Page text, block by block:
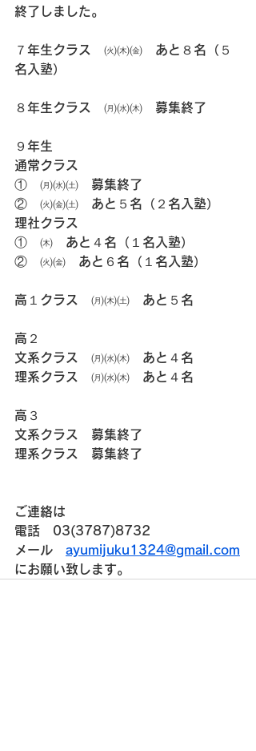
終了しました。
７年生クラス　㈫㈭㈮　あと８名（５
名入塾）
８年生クラス　㈪㈬㈭　募集終了
９年生
通常クラス
①　㈪㈬㈯　募集終了
②　㈫㈮㈯　あと５名（２名入塾）
理社クラス
①　㈭　あと４名（１名入塾）
②　㈫㈮　あと６名（１名入塾）
高１クラス　㈪㈭㈯　あと５名
高２
文系クラス　㈪㈬㈭　あと４名
理系クラス　㈪㈬㈭　あと４名
高３
文系クラス　募集終了
理系クラス　募集終了
ご連絡は
電話　03(3787)8732
メール ayumijuku1324@gmail.com
にお願い致します。